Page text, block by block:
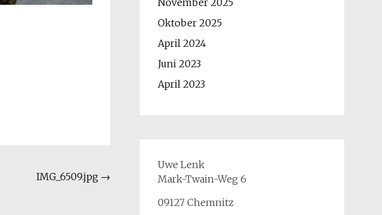
IMG_6509.jpg →
November 2025
Oktober 2025
April 2024
Juni 2023
April 2023
Uwe Lenk
Mark-Twain-Weg 6
09127 Chemnitz